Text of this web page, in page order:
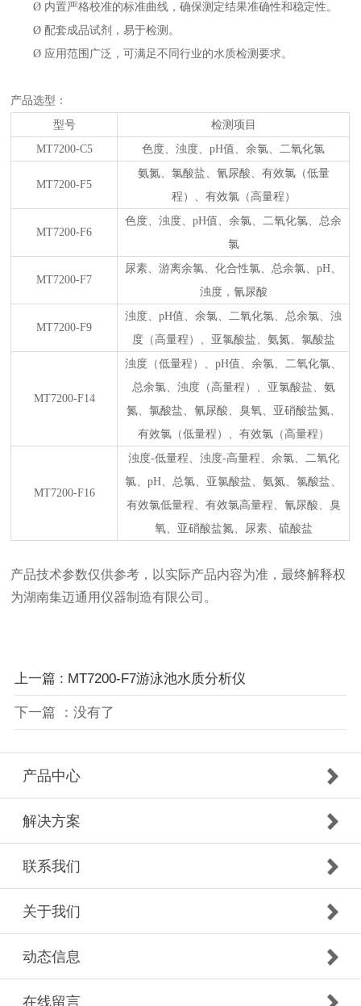
Ø 内置严格校准的标准曲线，确保测定结果准确性和稳定性。
Ø 配套成品试剂，易于检测。
Ø 应用范围广泛，可满足不同行业的水质检测要求。
产品选型：
型号
检测项目
MT7200-C5
色度、浊度、pH值、余氯、二氧化氯
MT7200-F5
氨氮、氯酸盐、氰尿酸、有效氯（低量
程）、有效氯（高量程）
MT7200-F6
色度、浊度、pH值、余氯、二氧化氯、总余
氯
MT7200-F7
尿素、游离余氯、化合性氯、总余氯、pH、
浊度，氰尿酸
MT7200-F9
浊度、pH值、余氯、二氧化氯、总余氯、浊
度（高量程）、亚氯酸盐、氨氮、氯酸盐
MT7200-F14
浊度 （低量程） 、pH值、余氯、二氧化氯、
总余氯、浊度（高量程）、亚氯酸盐、氨
氮、氯酸盐、氰尿酸、臭氧、亚硝酸盐氮、
有效氯（低量程）、有效氯（高量程）
MT7200-F16
浊度-低量程、浊度-高量程、余氯、二氧化
氯、pH、总氯、亚氯酸盐、氨氮、氯酸盐、
有效氯低量程、有效氯高量程、氰尿酸、臭
氧、亚硝酸盐氮、尿素、硫酸盐
产品技术参数仅供参考，以实际产品内容为准，最终解释权
为湖南集迈通用仪器制造有限公司。
上一篇 : MT7200-F7游泳池水质分析仪
下一篇 ：没有了
产品中心
解决方案
联系我们
关于我们
动态信息
在线留言